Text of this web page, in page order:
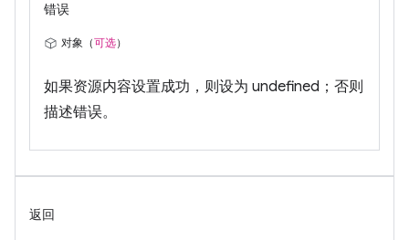
错误
对象（可选）
如果资源内容设置成功，则设为 undefined；否则
描述错误。
返回